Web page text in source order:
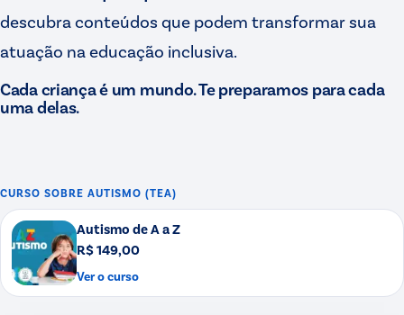
descubra conteúdos que podem transformar sua
atuação na educação inclusiva.
Cada criança é um mundo. Te preparamos para cada
uma delas.
CURSO SOBRE AUTISMO (TEA)
Autismo de A a Z
R$ 149,00
Ver o curso